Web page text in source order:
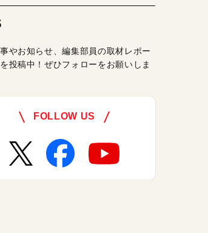
やお知らせ、編集部員の取材レポー
を投稿中！ぜひフォローをお願いしま
FOLLOW US